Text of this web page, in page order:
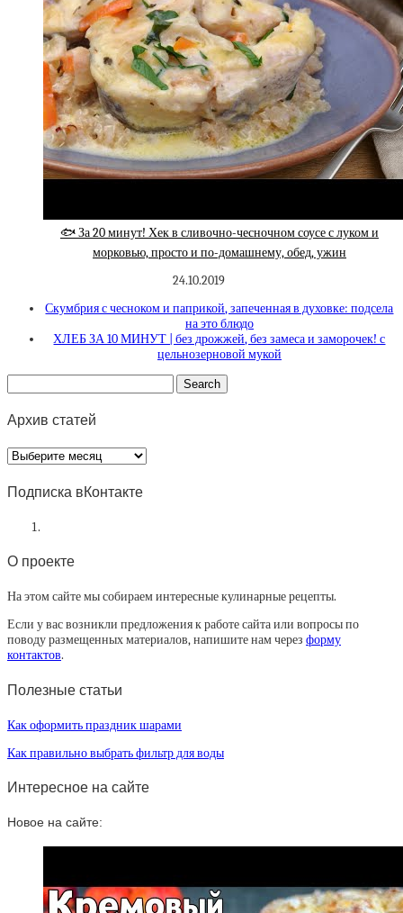
🐟 За 20 минут! Хек в сливочно-чесночном соусе с луком и
морковью, просто и по-домашнему, обед, ужин
24.10.2019
Скумбрия с чесноком и паприкой, запеченная в духовке: подсела
на это блюдо
ХЛЕБ ЗА 10 МИНУТ | без дрожжей, без замеса и заморочек! с
цельнозерновой мукой
Архив статей
Архив
статей
Подписка вКонтакте
О проекте
На этом сайте мы собираем интересные кулинарные рецепты.
Если у вас возникли предложения к работе сайта или вопросы по
поводу размещенных материалов, напишите нам через форму
контактов.
Полезные статьи
Как оформить праздник шарами
Как правильно выбрать фильтр для воды
Интересное на сайте
Новое на сайте: